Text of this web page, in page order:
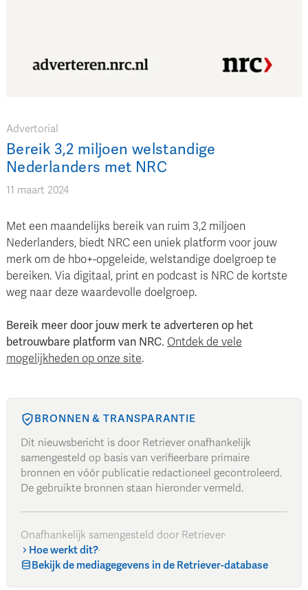
Advertorial
Bereik 3,2 miljoen welstandige
Nederlanders met NRC
11 maart 2024
Met een maandelijks bereik van ruim 3,2 miljoen
Nederlanders, biedt NRC een uniek platform voor jouw
merk om de hbo+-opgeleide, welstandige doelgroep te
bereiken. Via digitaal, print en podcast is NRC de kortste
weg naar deze waardevolle doelgroep.
Bereik meer door jouw merk te adverteren op het
betrouwbare platform van NRC. Ontdek de vele
mogelijkheden op onze site.
BRONNEN & TRANSPARANTIE
Dit nieuwsbericht is door Retriever onafhankelijk
samengesteld op basis van verifieerbare primaire
bronnen en vóór publicatie redactioneel gecontroleerd.
De gebruikte bronnen staan hieronder vermeld.
Onafhankelijk samengesteld door Retriever·
Hoe werkt dit?·
Bekijk de mediagegevens in de Retriever-database